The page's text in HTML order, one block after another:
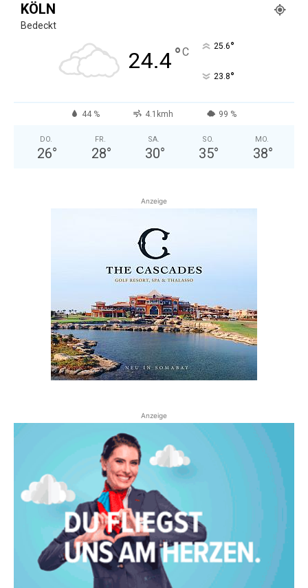
KÖLN
Bedeckt
24.4°C 25.6°
23.8°
44 % 4.1kmh 99 %
DO.
26°
FR.
28°
SA.
30°
SO.
35°
MO.
38°
Anzeige
Anzeige